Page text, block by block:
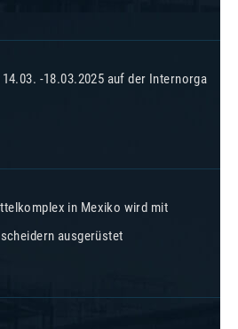
-18.03.2025 auf der Internorga
in Mexiko wird mit
ausgerüstet